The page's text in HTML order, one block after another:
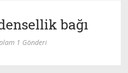
bağı
1 Gönderi